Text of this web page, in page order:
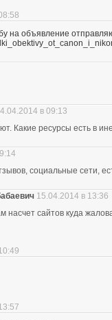
на объявление
в 09:13
Какие ресурсы есть в
социальные сети,
15.04.2014 в 13:36
насчет сайтов куда